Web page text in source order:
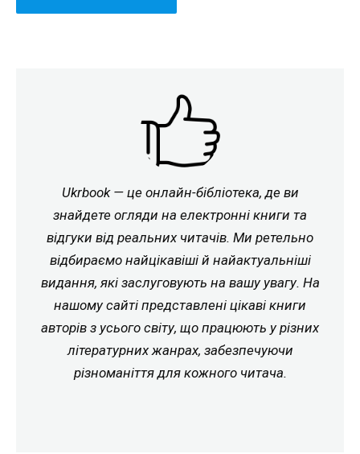
Ukrbook — це онлайн-бібліотека, де ви
знайдете огляди на електронні книги та
відгуки від реальних читачів. Ми ретельно
відбираємо найцікавіші й найактуальніші
видання, які заслуговують на вашу увагу. На
нашому сайті представлені цікаві книги
авторів з усього світу, що працюють у різних
літературних жанрах, забезпечуючи
різноманіття для кожного читача.